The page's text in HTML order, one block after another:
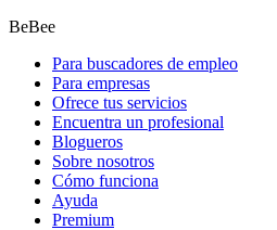
BeBee
Para buscadores de empleo
Para empresas
Ofrece tus servicios
Encuentra un profesional
Blogueros
Sobre nosotros
Cómo funciona
Ayuda
Premium